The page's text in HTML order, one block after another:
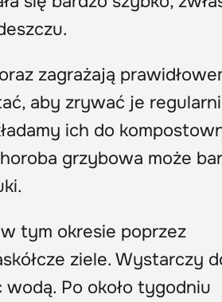
zagrażają
aby zrywać je
ich do
grzybowa może
tym okresie poprzez
ziele. Wystarczy
wodą. Po około tygodniu